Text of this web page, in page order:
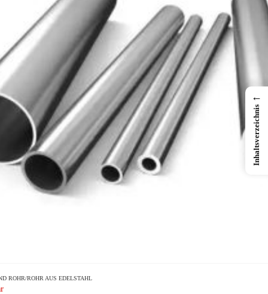
ROHR/ROHR AUS EDELSTAHL
←
Inhaltsverzeichnis